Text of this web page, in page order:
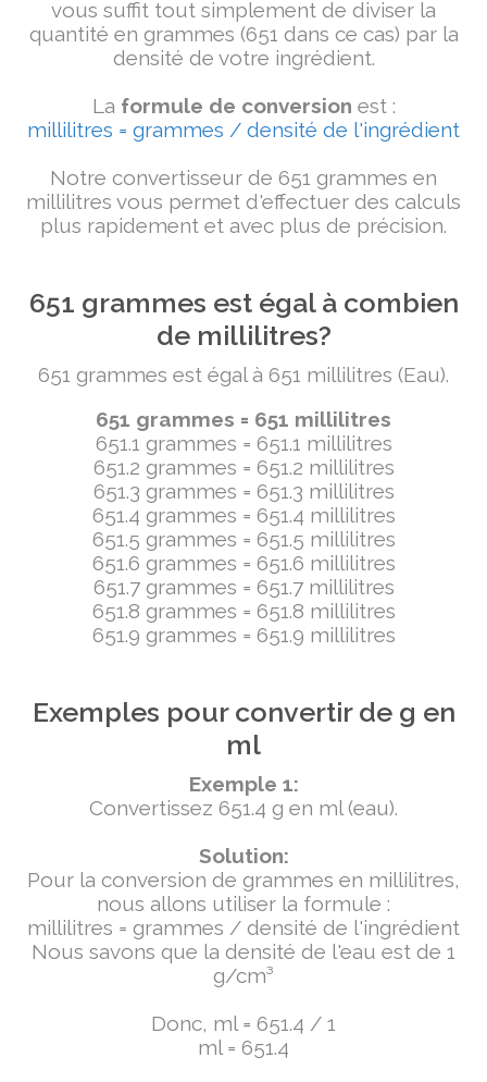
vous suffit tout simplement de diviser la
quantité en grammes (651 dans ce cas) par la
densité de votre ingrédient.
La formule de conversion est :
millilitres = grammes / densité de l'ingrédient
Notre convertisseur de 651 grammes en
millilitres vous permet d'effectuer des calculs
plus rapidement et avec plus de précision.
651 grammes est égal à combien
de millilitres?
651 grammes est égal à 651 millilitres (Eau).
651 grammes = 651 millilitres
651.1 grammes = 651.1 millilitres
651.2 grammes = 651.2 millilitres
651.3 grammes = 651.3 millilitres
651.4 grammes = 651.4 millilitres
651.5 grammes = 651.5 millilitres
651.6 grammes = 651.6 millilitres
651.7 grammes = 651.7 millilitres
651.8 grammes = 651.8 millilitres
651.9 grammes = 651.9 millilitres
Exemples pour convertir de g en
ml
Exemple 1:
Convertissez 651.4 g en ml (eau).
Solution:
Pour la conversion de grammes en millilitres,
nous allons utiliser la formule :
millilitres = grammes / densité de l'ingrédient
Nous savons que la densité de l'eau est de 1
g/cm³
Donc, ml = 651.4 / 1
ml = 651.4